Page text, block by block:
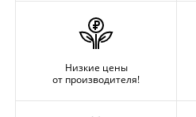
Низкие цены
от производителя!